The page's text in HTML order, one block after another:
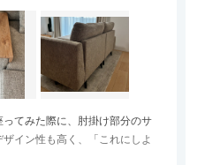
てみた際に、肘掛け部分のサ
イン性も高く、「これにしよ